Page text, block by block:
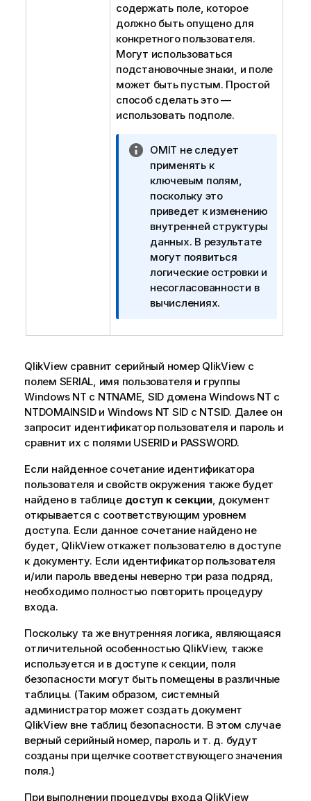
содержать поле, которое
должно быть опущено для
конкретного пользователя.
Могут использоваться
подстановочные знаки, и поле
может быть пустым. Простой
способ сделать это —
использовать подполе.
П
р
и
м
е
ч
а
н
и
е
к
н
о
р
м
а
ц
и
OMIT не следует
применять к
ключевым полям,
поскольку это
приведет к изменению
внутренней структуры
данных. В результате
могут появиться
логические островки и
несогласованности в
вычислениях.
QlikView сравнит серийный номер QlikView с
полем SERIAL , имя пользователя и группы
Windows NT с NTNAME , SID домена Windows NT с
NTDOMAINSIDи Windows NT SID c NTSID. Далее он
запросит идентификатор пользователя и пароль и
сравнит их с полями USERID и PASSWORD.
Если найденное сочетание идентификатора
пользователя и свойств окружения также будет
найдено в таблице доступ к секции, документ
открывается с соответствующим уровнем
доступа. Если данное сочетание найдено не
будет, QlikView откажет пользователю в доступе
к документу. Если идентификатор пользователя
и/или пароль введены неверно три раза подряд,
необходимо полностью повторить процедуру
входа.
Поскольку та же внутренняя логика, являющаяся
отличительной особенностью QlikView, также
используется и в доступе к секции, поля
безопасности могут быть помещены в различные
таблицы. (Таким образом, системный
администратор может создать документ
QlikView вне таблиц безопасности. В этом случае
верный серийный номер, пароль и т. д. будут
созданы при щелчке соответствующего значения
поля.)
При выполнении процедуры входа QlikView